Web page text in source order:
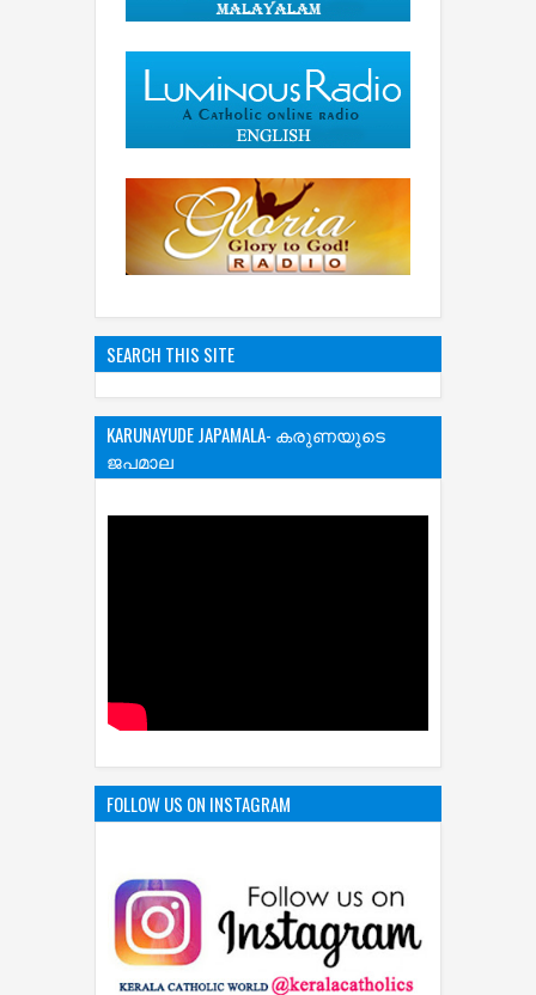
SEARCH THIS SITE
KARUNAYUDE JAPAMALA- കരുണയുടെ
ജപമാല
FOLLOW US ON INSTAGRAM